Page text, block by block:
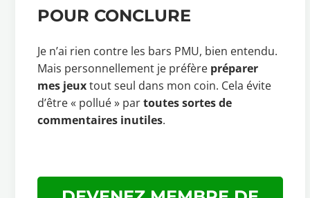
POUR CONCLURE
Je n’ai rien contre les bars PMU, bien entendu.
Mais personnellement je préfère préparer
mes jeuxtout seul dans mon coin. Cela évite
d’être « pollué » partoutes sortes de
commentaires inutiles.